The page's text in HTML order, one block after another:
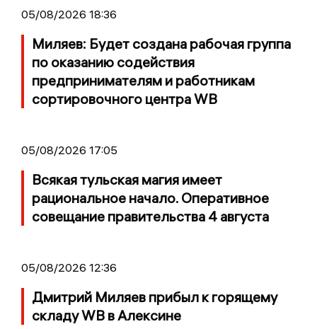
05/08/2026 18:36
Миляев: Будет создана рабочая группа
по оказанию содействия
предпринимателям и работникам
сортировочного центра WB
05/08/2026 17:05
Всякая тульская магия имеет
рациональное начало. Оперативное
совещание правительства 4 августа
05/08/2026 12:36
Дмитрий Миляев прибыл к горящему
складу WB в Алексине